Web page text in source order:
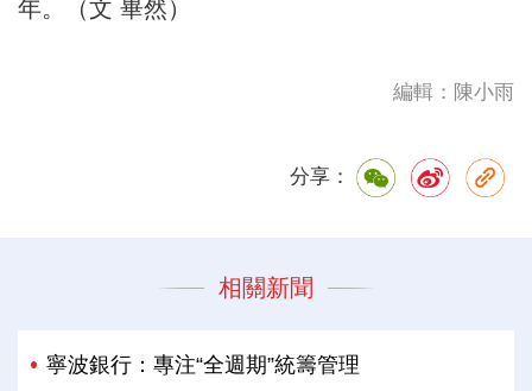
年。（文 畢然）
編輯：陳小雨
分享：
相關新聞
寧波銀行：專注“全週期”統籌管理